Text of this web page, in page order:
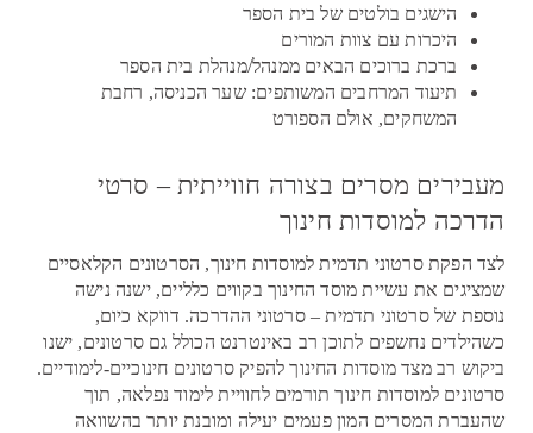
הישגים בולטים של בית הספר
היכרות עם צוות המורים
ברכת ברוכים הבאים ממנהל/מנהלת בית הספר
תיעוד המרחבים המשותפים: שער הכניסה, רחבת
המשחקים, אולם הספורט
מעבירים מסרים בצורה חווייתית – סרטי
הדרכה למוסדות חינוך
לצד הפקת סרטוני תדמית למוסדות חינוך, הסרטונים הקלאסיים
שמציגים את עשיית מוסד החינוך בקווים כלליים, ישנה נישה
נוספת של סרטוני תדמית – סרטוני ההדרכה. דווקא כיום,
כשהילדים נחשפים לתוכן רב באינטרנט הכולל גם סרטונים, ישנו
ביקוש רב מצד מוסדות החינוך להפיק סרטונים חינוכיים-לימודיים.
סרטונים למוסדות חינוך תורמים לחוויית לימוד נפלאה, תוך
שהעברת המסרים המון פעמים יעילה ומובנת יותר בהשוואה